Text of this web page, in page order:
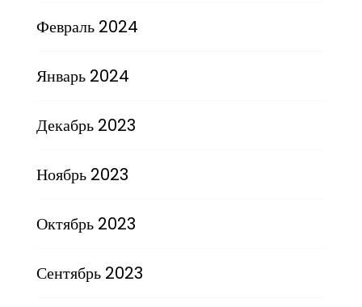
Февраль 2024
Январь 2024
Декабрь 2023
Ноябрь 2023
Октябрь 2023
Сентябрь 2023